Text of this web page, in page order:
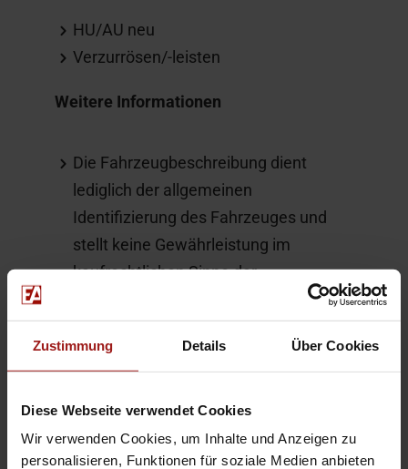
Zustimmung Details Über Cookies
Diese Webseite verwendet Cookies
Wir verwenden Cookies, um Inhalte und Anzeigen zu
personalisieren, Funktionen für soziale Medien anbieten
HU/AU neu
Verzurrösen/-leisten
Weitere Informationen
Die Fahrzeugbeschreibung dient
lediglich der allgemeinen
Identifizierung des Fahrzeuges und
stellt keine Gewährleistung im
kaufrechtlichen Sinne dar.
Ausschlaggebend ist die Beschreibung
gemäß Kaufvertrag. Bitte vor
Fahrzeugbesichtigung einen Termin
wechseln kann.
Hier finden Sie alle Bilder in XL-Größe: